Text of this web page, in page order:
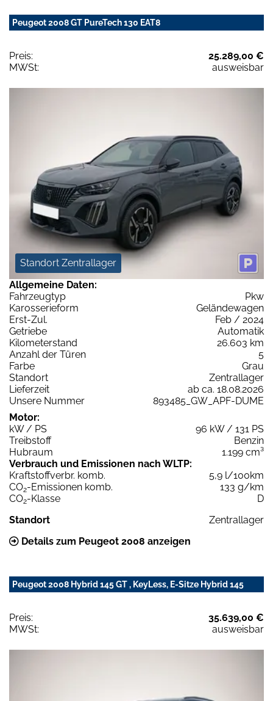
Peugeot 2008 GT PureTech 130 EAT8
Preis:
25.289,00 €
MWSt:
ausweisbar
Standort Zentrallager
Allgemeine Daten:
Fahrzeugtyp
Pkw
Karosserieform
Geländewagen
Erst-Zul.
Feb / 2024
Getriebe
Automatik
Kilometerstand
26.603 km
Anzahl der Türen
5
Farbe
Grau
Standort
Zentrallager
Lieferzeit
ab ca. 18.08.2026
Unsere Nummer
893485_GW_APF-DUME
Motor:
kW / PS
96 kW / 131 PS
Treibstoff
Benzin
Hubraum
1.199 cm³
Verbrauch und Emissionen nach WLTP:
Kraftstoffverbr. komb.
5,9 l/100km
CO2-Emissionen komb.
133 g/km
CO2-Klasse
D
Standort
Zentrallager
Details zum Peugeot 2008 anzeigen
Peugeot 2008 Hybrid 145 GT , KeyLess, E-Sitze Hybrid 145
Preis:
35.639,00 €
MWSt:
ausweisbar